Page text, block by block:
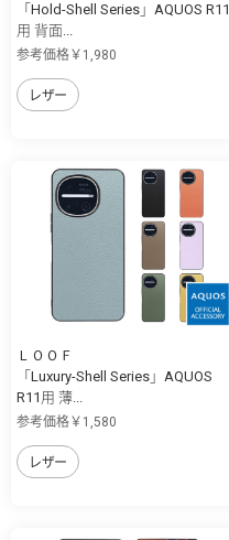
「Hold-Shell Series」AQUOS R11
用 背面...
参考価格￥1,980
レザー
ＬＯＯＦ
「Luxury-Shell Series」AQUOS
R11用 薄...
参考価格￥1,580
レザー